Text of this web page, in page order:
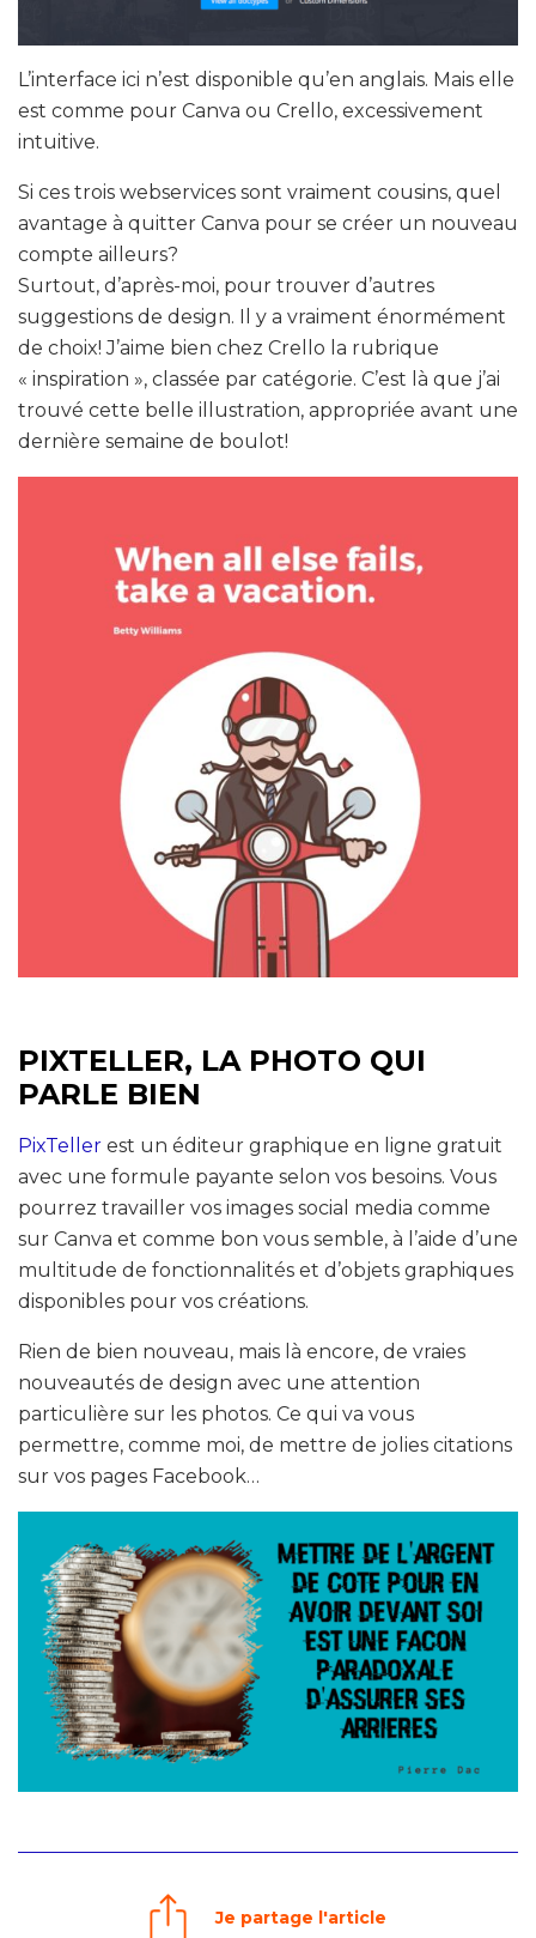
L’interface ici n’est disponible qu’en anglais. Mais elle
est comme pour Canva ou Crello, excessivement
intuitive.
Si ces trois webservices sont vraiment cousins, quel
avantage à quitter Canva pour se créer un nouveau
compte ailleurs?
Surtout, d’après-moi, pour trouver d’autres
suggestions de design. Il y a vraiment énormément
de choix! J’aime bien chez Crello la rubrique
« inspiration », classée par catégorie. C’est là que j’ai
trouvé cette belle illustration, appropriée avant une
dernière semaine de boulot!
PIXTELLER, LA PHOTO QUI
PARLE BIEN
PixTeller est un éditeur graphique en ligne gratuit
avec une formule payante selon vos besoins. Vous
pourrez travailler vos images social media comme
sur Canva et comme bon vous semble, à l’aide d’une
multitude de fonctionnalités et d’objets graphiques
disponibles pour vos créations.
Rien de bien nouveau, mais là encore, de vraies
nouveautés de design avec une attention
particulière sur les photos. Ce qui va vous
permettre, comme moi, de mettre de jolies citations
sur vos pages Facebook…
Je partage l'article